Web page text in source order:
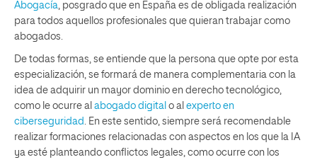
Abogacía , posgrado que en España es de obligada realización
para todos aquellos profesionales que quieran trabajar como
abogados.
De todas formas, se entiende que la persona que opte por esta
especialización, se formará de manera complementaria con la
idea de adquirir un mayor dominio en derecho tecnológico,
como le ocurre al abogado digital o al experto en
ciberseguridad
. En este sentido, siempre será recomendable
realizar formaciones relacionadas con aspectos en los que la IA
ya esté planteando conflictos legales, como ocurre con los